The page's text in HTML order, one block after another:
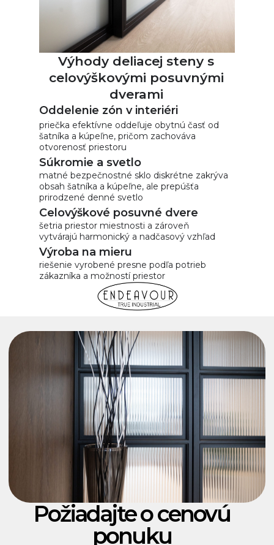
matné bezpečnostné sklo diskrétne zakrýva
obsah šatníka a kúpeľne, ale prepúšťa
prirodzené denné svetlo
Súkromie a svetlo
šetria priestor miestnosti a zároveň
vytvárajú harmonický a nadčasový vzhľad
Celovýškové posuvné dvere
Oddelenie zón v interiéri
priečka efektívne oddeľuje obytnú časť od
šatníka a kúpeľne, pričom zachováva
otvorenosť priestoru
Výhody deliacej steny s
celovýškovými posuvnými
dverami
riešenie vyrobené presne podľa potrieb
zákazníka a možností priestor
Výroba na mieru